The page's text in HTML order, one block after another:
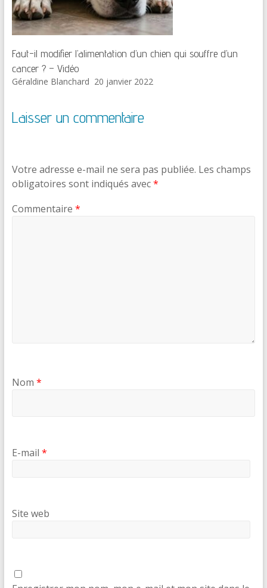
Faut-il modifier l’alimentation d’un chien qui souffre d’un
cancer ? – Vidéo
Géraldine Blanchard 20 janvier 2022
Laisser un commentaire
Votre adresse e-mail ne sera pas publiée. Les champs
obligatoires sont indiqués avec*
Commentaire *
Nom *
E-mail *
Site web